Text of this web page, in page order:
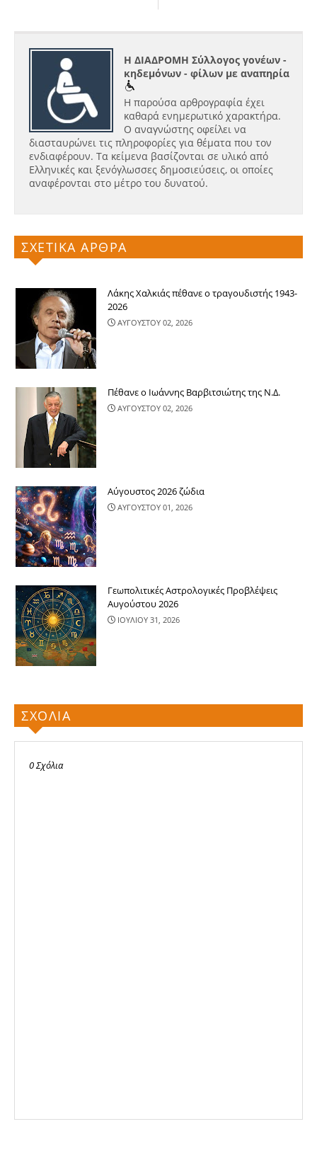
Η ΔΙΑΔΡΟΜΗ Σύλλογος γονέων -
κηδεμόνων - φίλων με αναπηρία
Η παρούσα αρθρογραφία έχει
καθαρά ενημερωτικό χαρακτήρα.
Ο αναγνώστης οφείλει να
διασταυρώνει τις πληροφορίες για θέματα που τον
ενδιαφέρουν. Τα κείμενα βασίζονται σε υλικό από
Ελληνικές και ξενόγλωσσες δημοσιεύσεις, οι οποίες
αναφέρονται στο μέτρο του δυνατού.
ΣΧΕΤΙΚΑ ΑΡΘΡΑ
Λάκης Χαλκιάς πέθανε ο τραγουδιστής 1943-
2026
ΑΥΓΟΥΣΤΟΥ 02, 2026
Πέθανε ο Ιωάννης Βαρβιτσιώτης της Ν.Δ.
ΑΥΓΟΥΣΤΟΥ 02, 2026
Αύγουστος 2026 ζώδια
ΑΥΓΟΥΣΤΟΥ 01, 2026
Γεωπολιτικές Αστρολογικές Προβλέψεις
Αυγούστου 2026
ΙΟΥΛΙΟΥ 31, 2026
ΣΧΟΛΙΑ
0 Σχόλια